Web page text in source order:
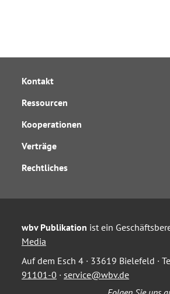
Kontakt
Ressourcen
Kooperationen
Verträge
Rechtliches
wbv Publikation ist ein
Media
Auf dem Esch 4 · 33619 Bielefeld ·
91101-0 · service@wbv.de